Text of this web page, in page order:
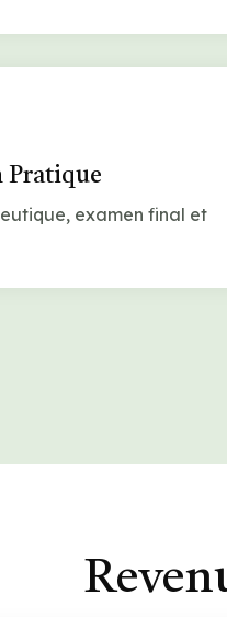
Pratique
examen final et